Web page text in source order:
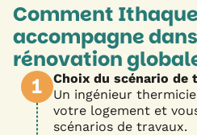
Comment
accompagne
rénovation
1
Choix du scénario de
Un ingénieur
votre logement et
scénarios de travaux.